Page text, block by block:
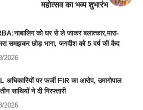
महोत्सव का भव्य शुभारंभ
को घर से ले जाकर बलात्कार,मारा-
समझकर छोड़ भागा, जगदीश को 5 वर्ष की कैद
2026
अधिकारियों पर फर्जी FIR का आरोप, उमागोपाल
साथियों ने दी गिरफ्तारी
2026